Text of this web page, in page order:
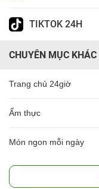
TIKTOK 24H
CHUYÊN MỤC KHÁC
Trang chủ 24giờ
Ẩm thực
Món ngon mỗi ngày